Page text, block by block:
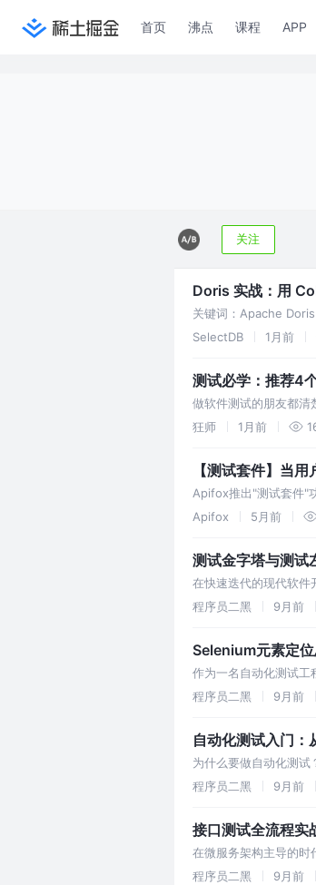
首页 沸点 课程 APP
关注
Doris 实战：用
关键词：Apache Doris
SelectDB
1月前
测试必学：推荐4
做软件测试的朋友都清
条编写用例，不仅耗时
狂师 1月前
【测试套件】当
Apifox推出"测试套件"
务流程编排，测试套件
Apifox 5月前
测试金字塔与测试
在快速迭代的现代软件
略：测试金字塔与测试
程序员二黑 9月前
Selenium元素定
作为一名自动化测试
到元素，当你的测试用
程序员二黑 9月前
自动化测试入门：
为什么要做自动化测试
速反馈。而自动化测试
程序员二黑 9月前
接口测试全流程实
在微服务架构主导的时
接口中。本文将全面解
程序员二黑 9月前